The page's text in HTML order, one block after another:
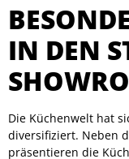
IN DEN
Die Küchenwelt hat
diversifiziert. Neben
präsentieren die